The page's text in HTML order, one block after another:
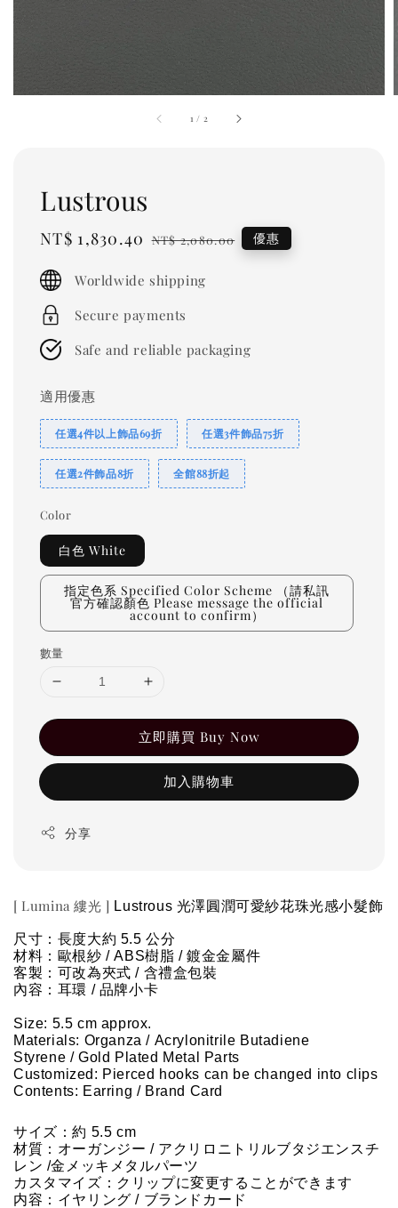
1 / 2
Lustrous
Sale
NT$ 1,830.40 Regular
NT$ 2,080.00 優惠
Worldwide shipping
Secure payments
Safe and reliable packaging
適用優惠
任選4件以上飾品69折 任選3件飾品75折
任選2件飾品8折 全館88折起
Color
白色 White
指定色系 Specified Color Scheme （請私訊
官方確認顏色 Please message the official
account to confirm）
數量
立即購買 Buy Now
加入購物車
分享
[ Lumina 縷光 ] Lustrous 光澤圓潤可愛紗花珠光感小髮飾
尺寸：長度大約 5.5 公分
材料：歐根紗 / ABS樹脂 / 鍍金金屬件
客製：可改為夾式 / 含禮盒包裝
內容：耳環 / 品牌小卡
Size: 5.5 cm approx.
Materials: Organza / Acrylonitrile Butadiene
Styrene / Gold Plated Metal Parts
Customized: Pierced hooks can be changed into clips
Contents: Earring / Brand Card
サイズ：約 5.5 cm
材質： オーガンジー / アクリロニトリルブタジエンスチ
レン /金メッキメタルパーツ
カスタマイズ：クリップに変更することができます
内容：イヤリング / ブランドカード